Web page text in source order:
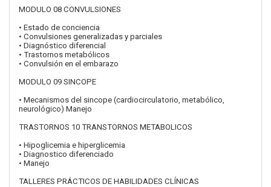
MODULO 08 CONVULSIONES
• Estado de conciencia
• Convulsiones generalizadas y parciales
• Diagnóstico diferencial
• Trastornos metabólicos
• Convulsión en el embarazo
MODULO 09 SINCOPE
• Mecanismos del sincope (cardiocirculatorio, metabólico,
neurológico) Manejo
TRASTORNOS 10 TRANSTORNOS METABOLICOS
• Hipoglicemia e hiperglicemia
• Diagnostico diferenciado
• Manejo
TALLERES PRÁCTICOS DE HABILIDADES CLÍNICAS